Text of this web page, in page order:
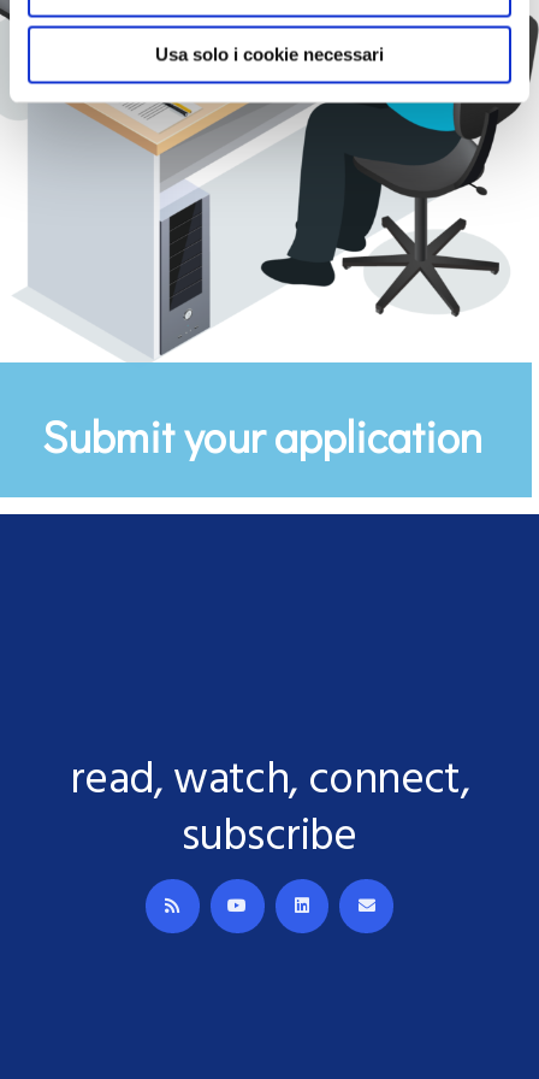
Usa solo i cookie necessari
Submit your application
read, watch, connect,
subscribe